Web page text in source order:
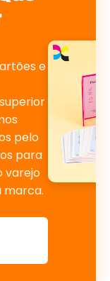
e
pelo
para
varejo
marca.